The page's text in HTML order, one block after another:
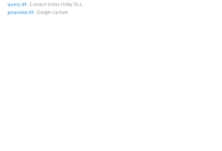
query.dll- Content Index Utility DLL
goopdate.dll- Google Update